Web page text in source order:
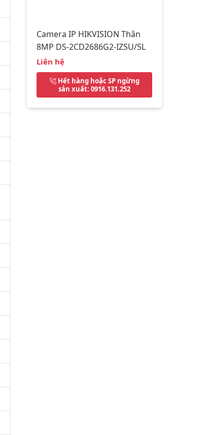
Camera IP HIKVISION Thân
8MP DS-2CD2686G2-IZSU/SL
Liên hệ
Hết hàng hoặc SP ngừng
sản xuất: 0916.131.252